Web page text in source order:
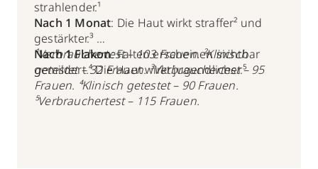
strahlender.¹
Nach 1 Monat: Die Haut wirkt straffer² und
gestärkter.³
Nach 1 Flakon: Falten erscheinen sichtbar
gemildert.⁴ Die Haut wirkt jugendlicher.⁵
¹Verbrauchertest – 103 Frauen. ²Klinisch
getestet – 32 Frauen. ³Verbrauchertest – 95
Frauen. ⁴Klinisch getestet – 90 Frauen.
⁵Verbrauchertest – 115 Frauen.